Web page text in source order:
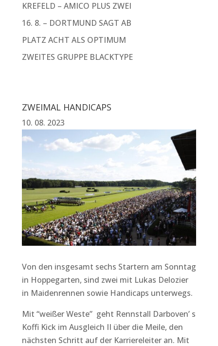
KREFELD – AMICO PLUS ZWEI
16. 8. – DORTMUND SAGT AB
PLATZ ACHT ALS OPTIMUM
ZWEITES GRUPPE BLACKTYPE
ZWEIMAL HANDICAPS
10. 08. 2023
Von den insgesamt sechs Startern am Sonntag
in Hoppegarten, sind zwei mit Lukas Delozier
in Maidenrennen sowie Handicaps unterwegs.
Mit “weißer Weste” geht Rennstall Darboven’ s
Koffi Kick im Ausgleich II über die Meile, den
nächsten Schritt auf der Karriereleiter an. Mit